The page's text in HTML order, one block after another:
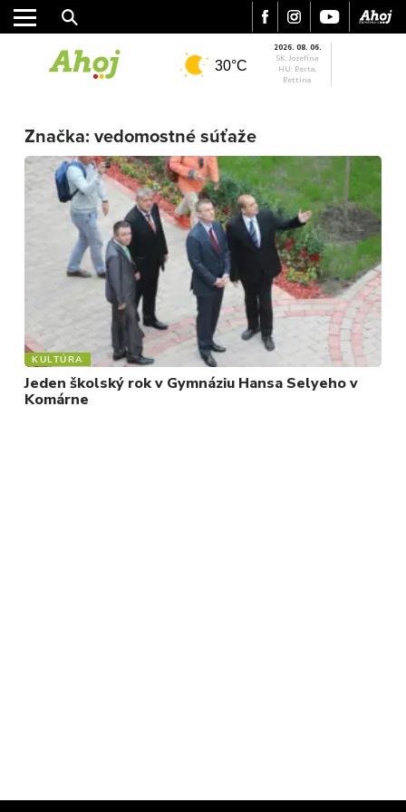
REGIÓN
ŠPORT
KULTÚRA
FOTKY
VIDEO
MIX
30°C
2026. 08. 06.
SK: Jozefína
HU: Berta,
Bettina
Značka: vedomostné súťaže
KULTÚRA
Jeden školský rok v Gymnáziu Hansa Selyeho v
Komárne